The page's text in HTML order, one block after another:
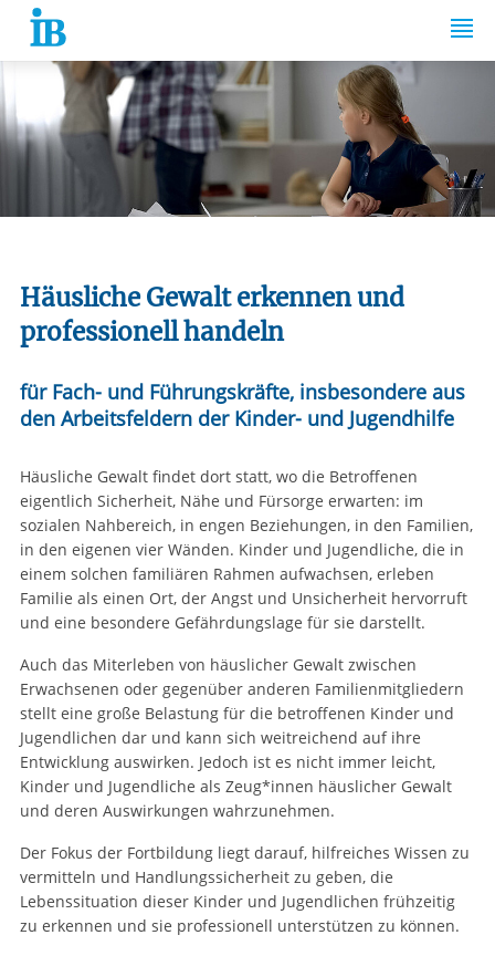
Springe zum Inhalt
Häusliche Gewalt erkennen und
professionell handeln
für Fach- und Führungskräfte, insbesondere aus
den Arbeitsfeldern der Kinder- und Jugendhilfe
Häusliche Gewalt findet dort statt, wo die Betroffenen
eigentlich Sicherheit, Nähe und Fürsorge erwarten: im
sozialen Nahbereich, in engen Beziehungen, in den Familien,
in den eigenen vier Wänden. Kinder und Jugendliche, die in
einem solchen familiären Rahmen aufwachsen, erleben
Familie als einen Ort, der Angst und Unsicherheit hervorruft
und eine besondere Gefährdungslage für sie darstellt.
Auch das Miterleben von häuslicher Gewalt zwischen
Erwachsenen oder gegenüber anderen Familienmitgliedern
stellt eine große Belastung für die betroffenen Kinder und
Jugendlichen dar und kann sich weitreichend auf ihre
Entwicklung auswirken. Jedoch ist es nicht immer leicht,
Kinder und Jugendliche als Zeug*innen häuslicher Gewalt
und deren Auswirkungen wahrzunehmen.
Der Fokus der Fortbildung liegt darauf, hilfreiches Wissen zu
vermitteln und Handlungssicherheit zu geben, die
Lebenssituation dieser Kinder und Jugendlichen frühzeitig
zu erkennen und sie professionell unterstützen zu können.